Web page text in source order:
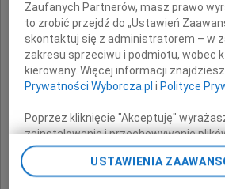
z Kliniki Pediatrii,
SPSK-1
Zaufanych Partnerów, masz prawo
to zrobić przejdź do „Ustawień
skontaktuj się z administratorem – w
zakresu sprzeciwu i podmiotu, wobec
kierowany. Więcej informacji
Prywatności Wyborcza.pl i Polityce
Poprzez kliknięcie "Akceptuję"
zainstalowanie i przechowywanie
Wyborczej sp. z o. o. jej Zaufanych
na Twoim urządzeniu końcowym.
chwili zmienić swoje preferencje dot.
USTAWIENIA